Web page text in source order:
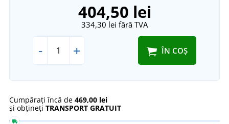
404,50 lei
334,30 lei fără TVA
- + ÎN COȘ
Cumpărați încă de 469,00 lei
și obțineți TRANSPORT GRATUIT